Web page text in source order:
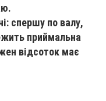
спершу по валу,
приймальна
відсоток має